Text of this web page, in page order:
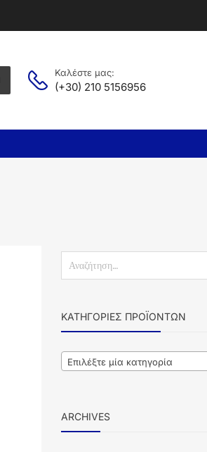
Καλέστε μας:
(+30) 210 5156956
ΚΑΤΗΓΟΡΊΕΣ ΠΡΟΪΌΝΤΩΝ
Επιλέξτε μία κατηγορία
ARCHIVES